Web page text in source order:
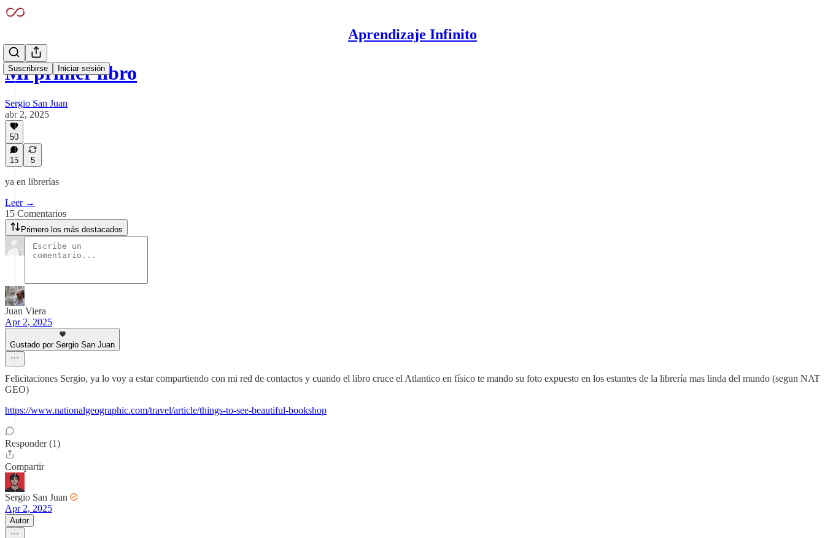
Aprendizaje Infinito
Suscribirse Iniciar sesión
Mi primer libro
Sergio San Juan
abr 2, 2025
50
15 5
ya en librerías
Leer →
15 Comentarios
Primero los más destacados
Juan Viera
Apr 2, 2025
Gustado por Sergio San Juan
Felicitaciones Sergio, ya lo voy a estar compartiendo con mi red de contactos y cuando el libro cruce el Atlantico en físico te mando su foto expuesto en los estantes de la librería mas linda del mundo (segun NAT
GEO)
https://www.nationalgeographic.com/travel/article/things-to-see-beautiful-bookshop
Responder (1)
Compartir
Sergio San Juan
Apr 2, 2025
Autor